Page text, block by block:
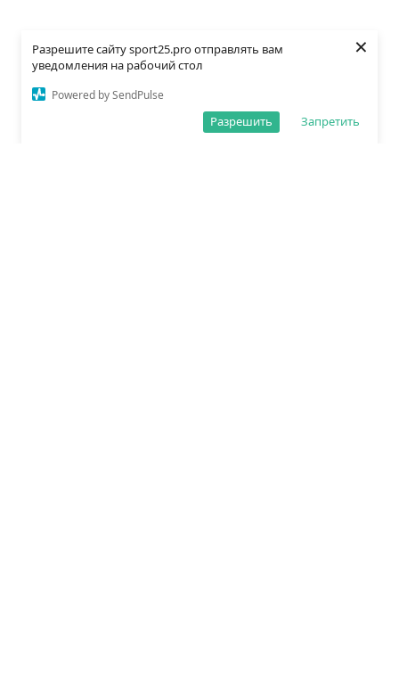
Разрешите сайту sport25.pro отправлять вам
уведомления на рабочий стол
Powered by SendPulse
Запретить
Разрешить
×